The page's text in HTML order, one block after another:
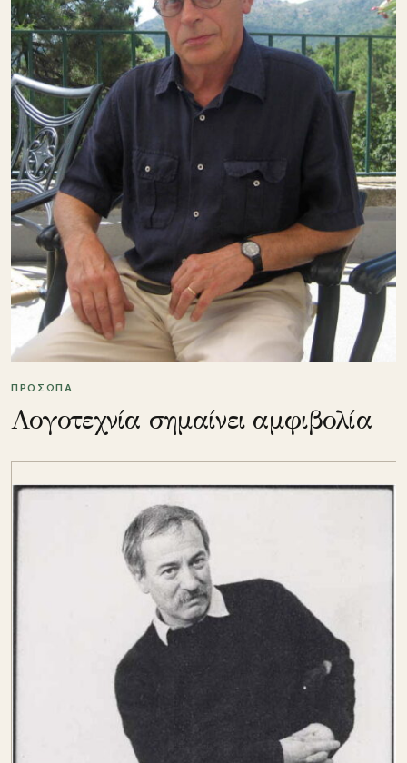
ΠΡΟΣΩΠΑ
Λογοτεχνία σημαίνει αμφιβολία